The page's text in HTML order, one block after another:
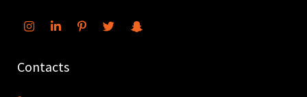
Contacts